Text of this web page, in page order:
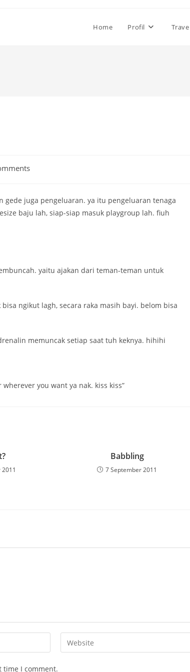
Home Profil
gede juga pengeluaran. ya itu pengeluaran tenaga
baju lah, siap-siap masuk playgroup lah. fiuh
yaitu ajakan dari teman-teman untuk
ngikut lagh, secara raka masih bayi. belom bisa
memuncak setiap saat tuh keknya. hihihi
you want ya nak. kiss kiss”
Babbling
7 September 2011
Enter
your
time I comment.